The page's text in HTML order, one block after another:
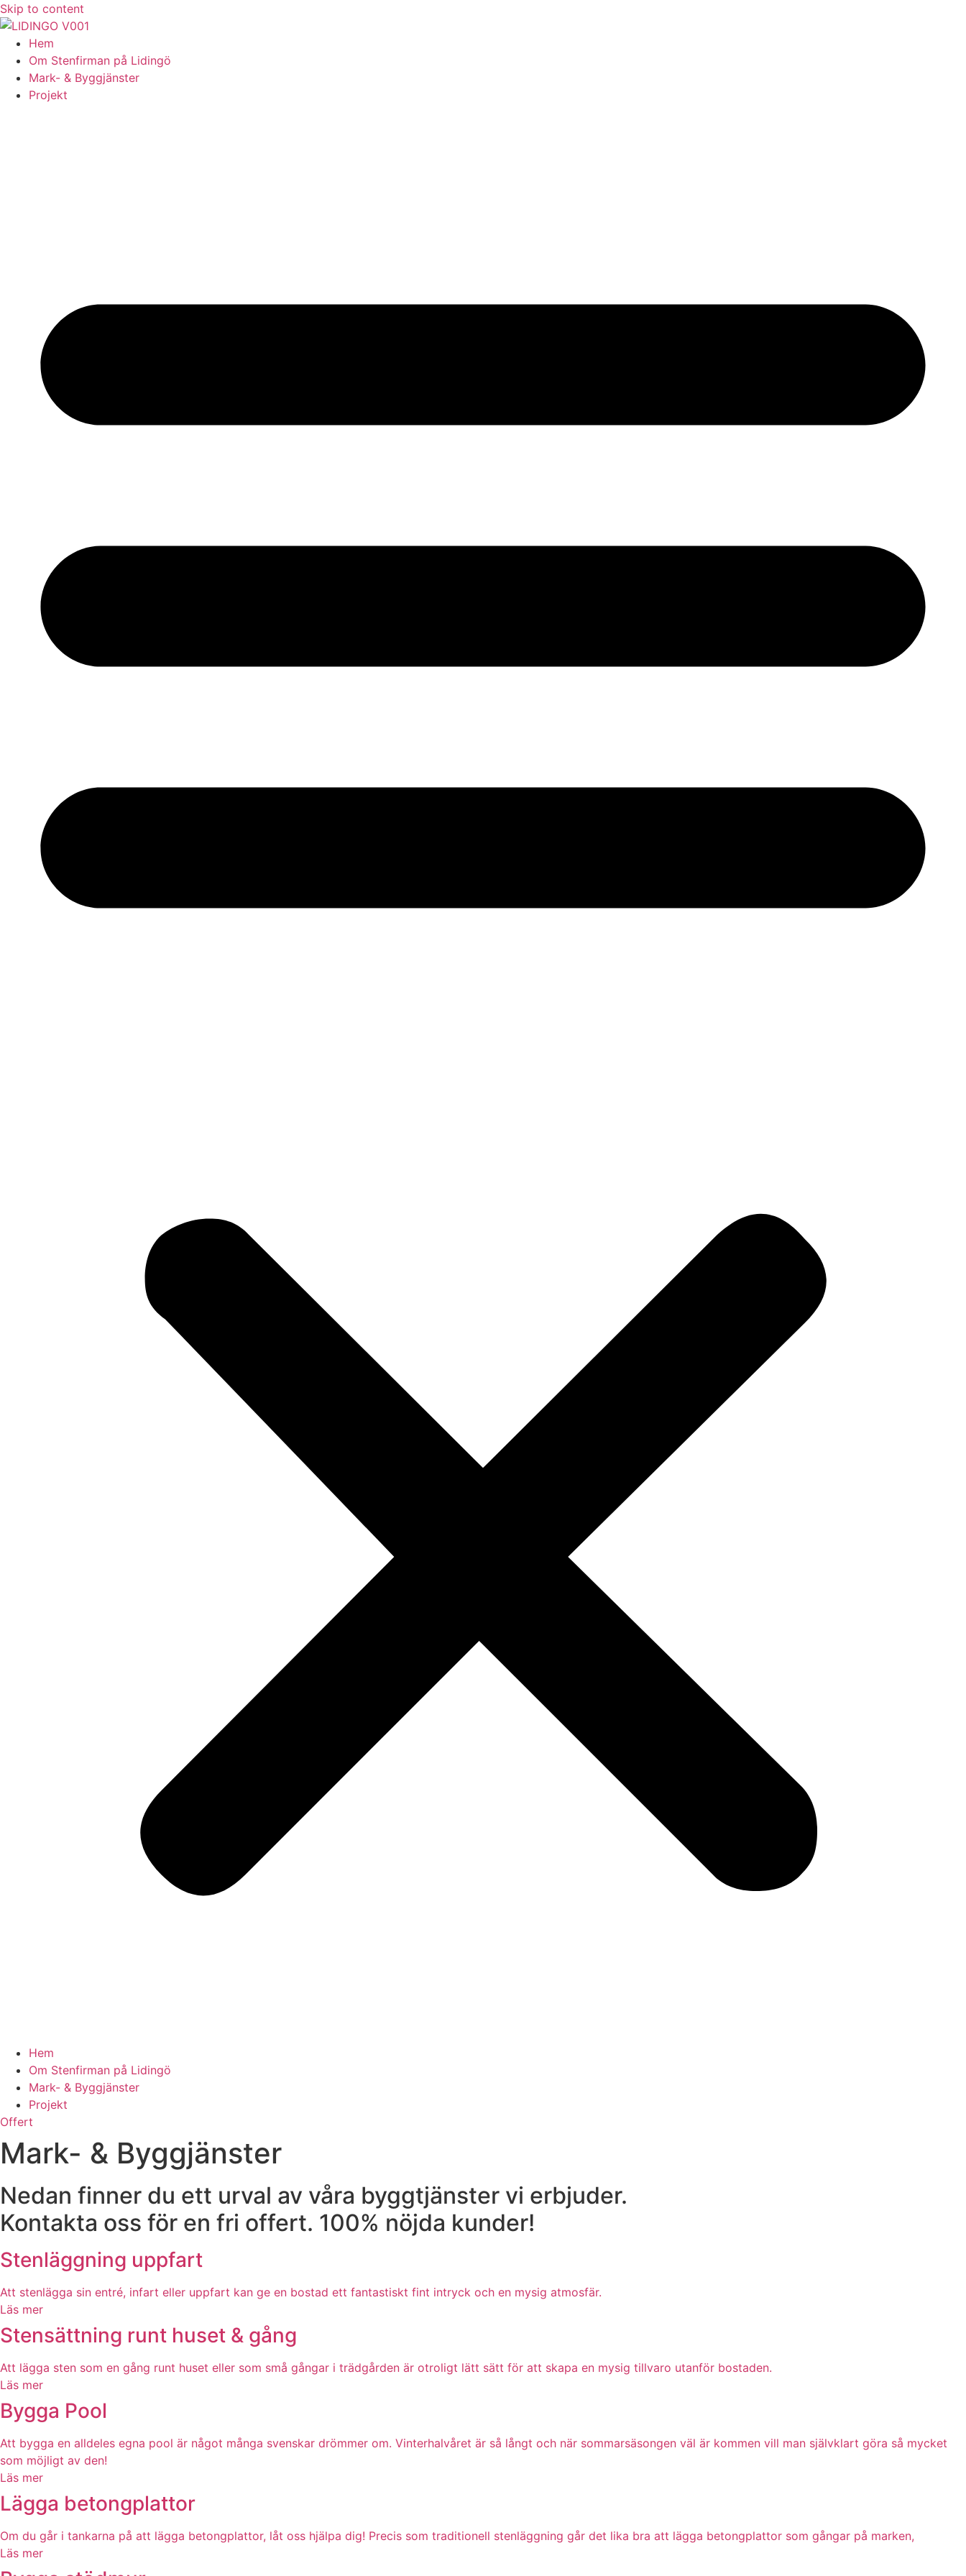
Skip to content
Hem
Om Stenfirman på Lidingö
Mark- & Byggjänster
Projekt
Hem
Om Stenfirman på Lidingö
Mark- & Byggjänster
Projekt
Offert
Mark- & Byggjänster
Nedan finner du ett urval av våra byggtjänster vi erbjuder.
Kontakta oss för en fri offert. 100% nöjda kunder!
Stenläggning uppfart
Att stenlägga sin entré, infart eller uppfart kan ge en bostad ett fantastiskt fint intryck och en mysig atmosfär.
Läs mer
Stensättning runt huset & gång
Att lägga sten som en gång runt huset eller som små gångar i trädgården är otroligt lätt sätt för att skapa en mysig tillvaro utanför bostaden.
Läs mer
Bygga Pool
Att bygga en alldeles egna pool är något många svenskar drömmer om. Vinterhalvåret är så långt och när sommarsäsongen väl är kommen vill man självklart göra så mycket
som möjligt av den!
Läs mer
Lägga betongplattor
Om du går i tankarna på att lägga betongplattor, låt oss hjälpa dig! Precis som traditionell stenläggning går det lika bra att lägga betongplattor som gångar på marken,
Läs mer